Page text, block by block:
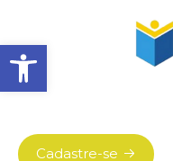
Abrir barra de ferramentas
Cadastre-se